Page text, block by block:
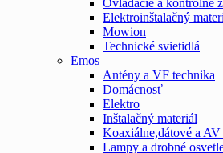
Elektroinštalačný
Mowion
Technické svietidlá
Emos
Antény a VF technika
Domácnosť
Elektro
Inštalačný materiál
Koaxiálne,dátové a AV
Lampy a drobné